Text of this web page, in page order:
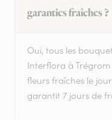
garanties fraîches ?
Oui, tous les
Interflora à
fleurs fraîches le
garantit 7 jours de